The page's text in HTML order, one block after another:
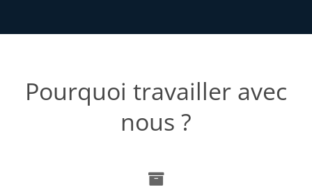
Pourquoi travailler avec
nous ?